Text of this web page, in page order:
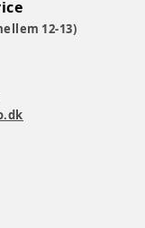
12-13)